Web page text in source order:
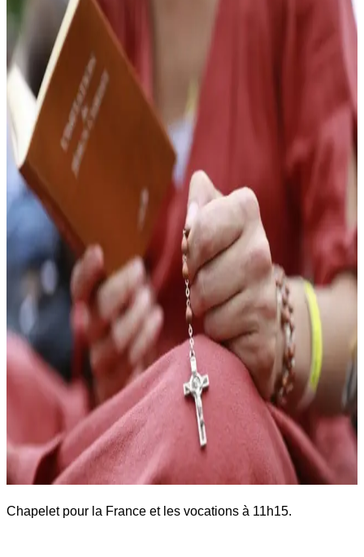
Chapelet pour la France et les vocations à 11h15.